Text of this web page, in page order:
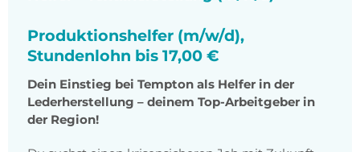
Produktionshelfer (m/w/d),
Stundenlohn bis 17,00 €
Dein Einstieg bei Tempton als Helfer in der
Lederherstellung – deinem Top-Arbeitgeber in
der Region!